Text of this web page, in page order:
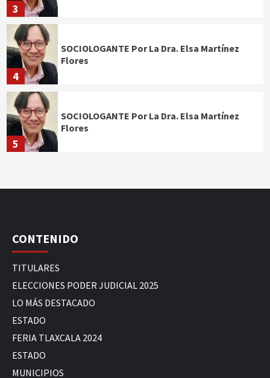
3
4
SOCIOLOGANTE Por La Dra. Elsa Martínez
Flores
5
SOCIOLOGANTE Por La Dra. Elsa Martínez
Flores
CONTENIDO
TITULARES
ELECCIONES PODER JUDICIAL 2025
LO MÁS DESTACADO
ESTADO
FERIA TLAXCALA 2024
ESTADO
MUNICIPIOS